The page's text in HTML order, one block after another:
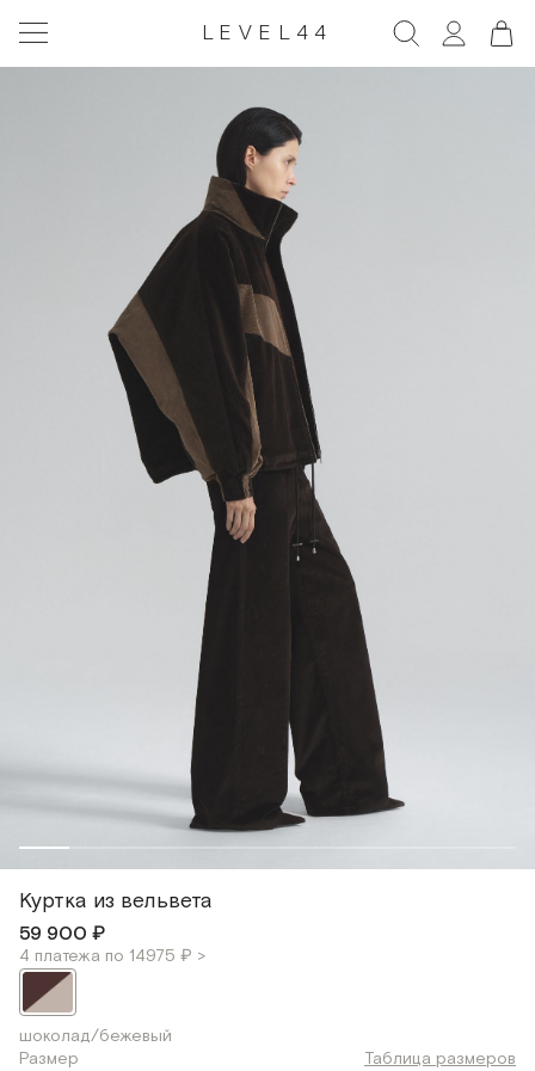
LEVEL44
Куртка из вельвета
59 900 ₽
4 платежа по 14975 ₽ >
шоколад/бежевый
Размер
Таблица размеров